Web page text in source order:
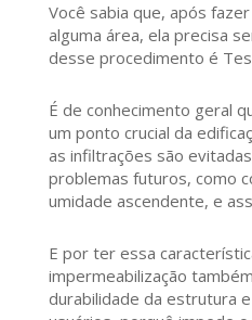
Você sabia que, após
alguma área, ela precisa
desse procedimento é
É de conhecimento geral
um ponto crucial da
as infiltrações são
problemas futuros, como
umidade ascendente, e
E por ter essa
impermeabilização
durabilidade da estrutura